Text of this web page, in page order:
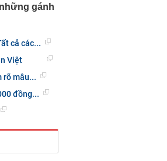
gánh
cả các...
Việt
rõ mâu...
đồng...